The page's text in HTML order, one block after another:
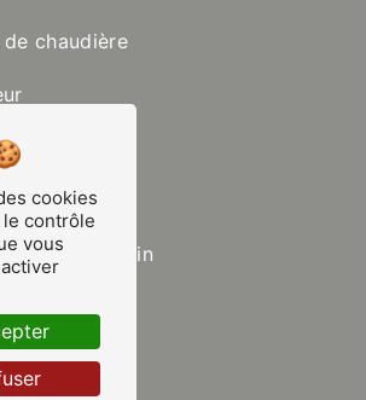
chaudière
de salle de bain
de bain
cookies
contrôle
vous